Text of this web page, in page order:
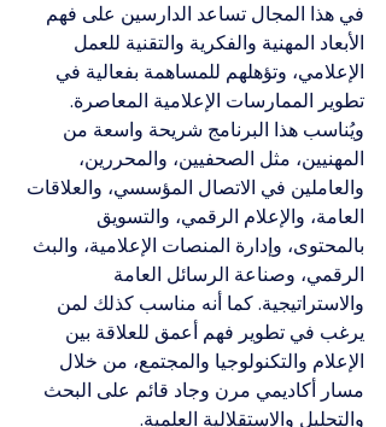
في هذا المجال تساعد الدارسين على فهم
الأبعاد المهنية والفكرية والتقنية للعمل
الإعلامي، وتؤهلهم للمساهمة بفعالية في
تطوير الممارسات الإعلامية المعاصرة.
ويُناسب هذا البرنامج شريحة واسعة من
المهنيين، مثل الصحفيين، والمحررين،
والعاملين في الاتصال المؤسسي، والعلاقات
العامة، والإعلام الرقمي، والتسويق
بالمحتوى، وإدارة المنصات الإعلامية، والبث
الرقمي، وصناعة الرسائل العامة
والاستراتيجية. كما أنه مناسب كذلك لمن
يرغب في تطوير فهم أعمق للعلاقة بين
الإعلام والتكنولوجيا والمجتمع، من خلال
مسار أكاديمي مرن وجاد قائم على البحث
والتحليل والاستقلالية العلمية.